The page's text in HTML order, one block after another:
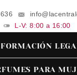
L-V: 8:00 a 16:00
PARA